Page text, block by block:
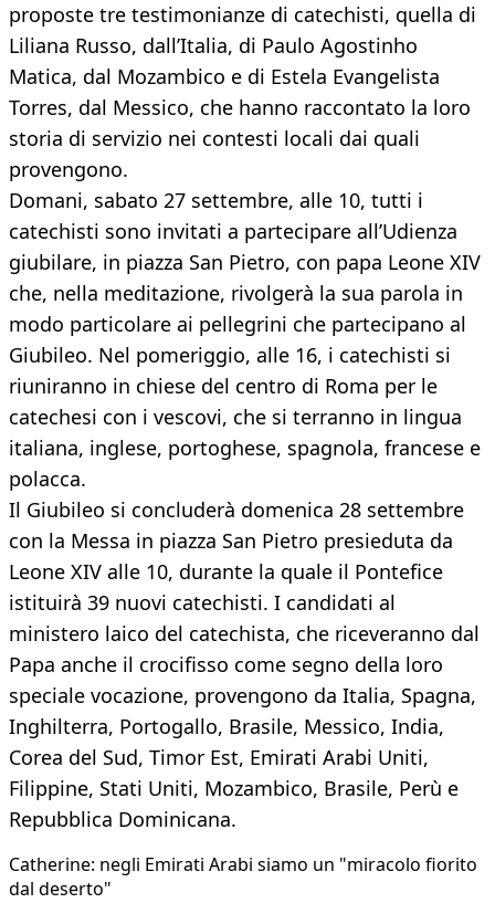
proposte tre testimonianze di catechisti, quella di
Liliana Russo, dall’Italia, di Paulo Agostinho
Matica, dal Mozambico e di Estela Evangelista
Torres, dal Messico, che hanno raccontato la loro
storia di servizio nei contesti locali dai quali
provengono.
Domani, sabato 27 settembre, alle 10, tutti i
catechisti sono invitati a partecipare all’Udienza
giubilare, in piazza San Pietro, con papa Leone XIV
che, nella meditazione, rivolgerà la sua parola in
modo particolare ai pellegrini che partecipano al
Giubileo. Nel pomeriggio, alle 16, i catechisti si
riuniranno in chiese del centro di Roma per le
catechesi con i vescovi, che si terranno in lingua
italiana, inglese, portoghese, spagnola, francese e
polacca.
Il Giubileo si concluderà domenica 28 settembre
con la Messa in piazza San Pietro presieduta da
Leone XIV alle 10, durante la quale il Pontefice
istituirà 39 nuovi catechisti. I candidati al
ministero laico del catechista, che riceveranno dal
Papa anche il crocifisso come segno della loro
speciale vocazione, provengono da Italia, Spagna,
Inghilterra, Portogallo, Brasile, Messico, India,
Corea del Sud, Timor Est, Emirati Arabi Uniti,
Filippine, Stati Uniti, Mozambico, Brasile, Perù e
Repubblica Dominicana.
Catherine: negli Emirati Arabi siamo un "miracolo fiorito
dal deserto"